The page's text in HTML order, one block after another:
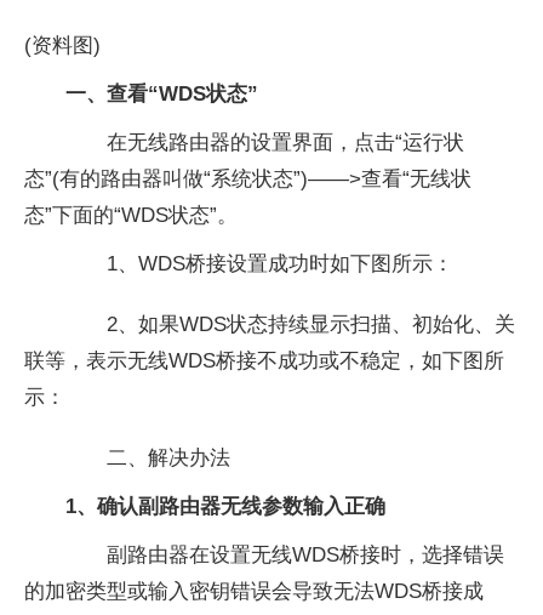
(资料图)
一、查看“WDS状态”
在无线路由器的设置界面，点击“运行状
态”(有的路由器叫做“系统状态”)——>查看“无线状
态”下面的“WDS状态”。
1、WDS桥接设置成功时如下图所示：
2、如果WDS状态持续显示扫描、初始化、关
联等，表示无线WDS桥接不成功或不稳定，如下图所
示：
二、解决办法
1、确认副路由器无线参数输入正确
副路由器在设置无线WDS桥接时，选择错误
的加密类型或输入密钥错误会导致无法WDS桥接成